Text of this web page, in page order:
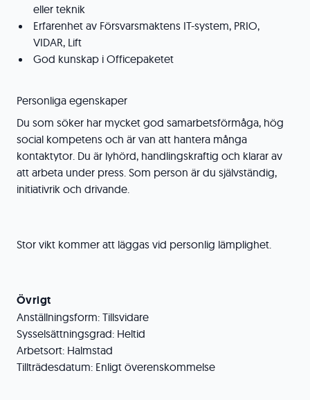
eller teknik
Erfarenhet av Försvarsmaktens IT-system, PRIO,
VIDAR, Lift
God kunskap i Officepaketet
Personliga egenskaper
Du som söker har mycket god samarbetsförmåga, hög
social kompetens och är van att hantera många
kontaktytor. Du är lyhörd, handlingskraftig och klarar av
att arbeta under press. Som person är du självständig,
initiativrik och drivande.
Stor vikt kommer att läggas vid personlig lämplighet.
Övrigt
Anställningsform: Tillsvidare
Sysselsättningsgrad: Heltid
Arbetsort: Halmstad
Tillträdesdatum: Enligt överenskommelse